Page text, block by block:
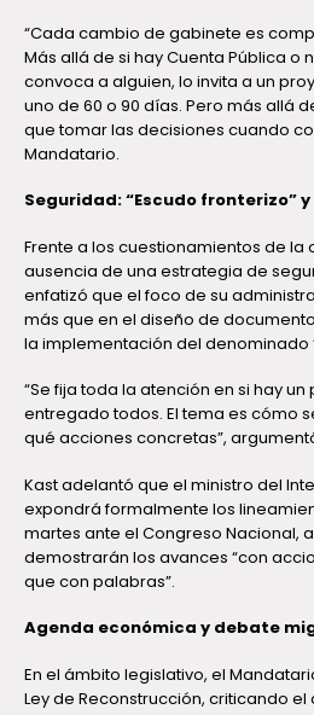
“Cada cambio de gabinete es
Más allá de si hay Cuenta Pública o
convoca a alguien, lo invita a un
uno de 60 o 90 días. Pero más allá
que tomar las decisiones cuando
Mandatario.
Seguridad: “Escudo fronterizo”
Frente a los cuestionamientos de la
ausencia de una estrategia de
enfatizó que el foco de su
más que en el diseño de
la implementación del denominado
“Se fija toda la atención en si hay un
entregado todos. El tema es cómo
qué acciones concretas”,
Kast adelantó que el ministro del
expondrá formalmente los
martes ante el Congreso Nacional,
demostrarán los avances “con
que con palabras”.
Agenda económica y debate
En el ámbito legislativo, el
Ley de Reconstrucción, criticando